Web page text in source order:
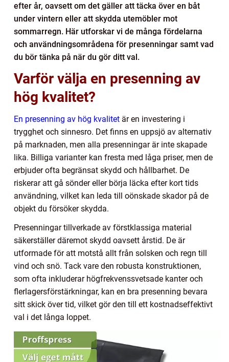
efter år, oavsett om det gäller att täcka över en båt
under vintern eller att skydda utemöbler mot
sommarregn. Här utforskar vi de många fördelarna
och användningsområdena för presenningar samt vad
du bör tänka på när du gör ditt val.
Varför välja en presenning av
hög kvalitet?
En presenning av hög kvalitet är en investering i
trygghet och sinnesro. Det finns en uppsjö av alternativ
på marknaden, men alla presenningar är inte skapade
lika. Billiga varianter kan fresta med låga priser, men de
erbjuder ofta begränsat skydd och hållbarhet. De
riskerar att gå sönder eller börja läcka efter kort tids
användning, vilket kan leda till oönskade skador på de
objekt du försöker skydda.
Presenningar tillverkade av förstklassiga material
säkerställer däremot skydd oavsett årstid. De är
utformade för att motstå allt från solsken och regn till
vind och snö. Tack vare den robusta konstruktionen,
som ofta inkluderar högfrekvenssvetsade kanter och
flerlagersförstärkningar, kan en bra presenning bevara
sitt skick över tid, vilket gör den till ett kostnadseffektivt
val i det långa loppet.